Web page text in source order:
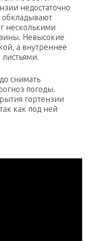
недостаточно
обкладывают
несколькими
Невысокие
а внутреннее
листьями.
снимать
погоды.
гортензии
как под ней